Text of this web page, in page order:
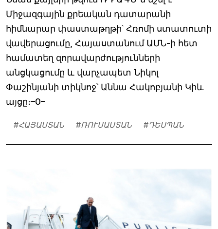
Միջազգային քրեական դատարանի
հիմնարար փաստաթղթի՝ Հռոմի ստատուտի
վավերացումը, Հայաստանում ԱՄՆ-ի հետ
համատեղ զորավարժությունների
անցկացումը և վարչապետ Նիկոլ
Փաշինյանի տիկնոջ՝ Աննա Հակոբյանի Կիև
այցը։–0–
#ՀԱՅԱՍՏԱՆ #ՌՈՒՍԱՍՏԱՆ #ԴԵՍՊԱՆ